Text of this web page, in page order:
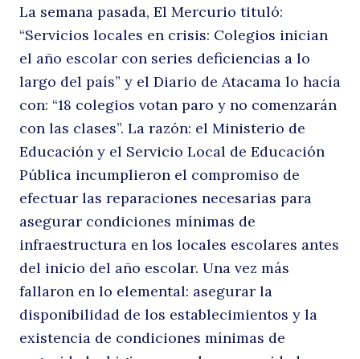
La semana pasada, El Mercurio tituló:
“Servicios locales en crisis: Colegios inician
el año escolar con series deficiencias a lo
largo del país” y el Diario de Atacama lo hacía
con: “18 colegios votan paro y no comenzarán
con las clases”. La razón: el Ministerio de
Educación y el Servicio Local de Educación
Pública incumplieron el compromiso de
efectuar las reparaciones necesarias para
asegurar condiciones mínimas de
infraestructura en los locales escolares antes
del inicio del año escolar. Una vez más
fallaron en lo elemental: asegurar la
disponibilidad de los establecimientos y la
existencia de condiciones mínimas de